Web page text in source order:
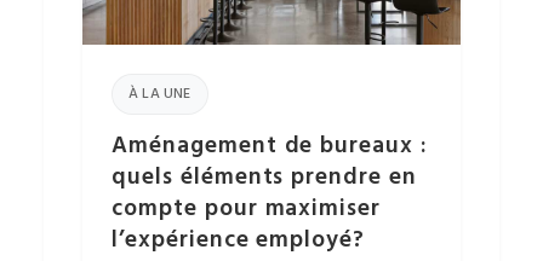
À LA UNE
Aménagement de bureaux :
quels éléments prendre en
compte pour maximiser
l’expérience employé?